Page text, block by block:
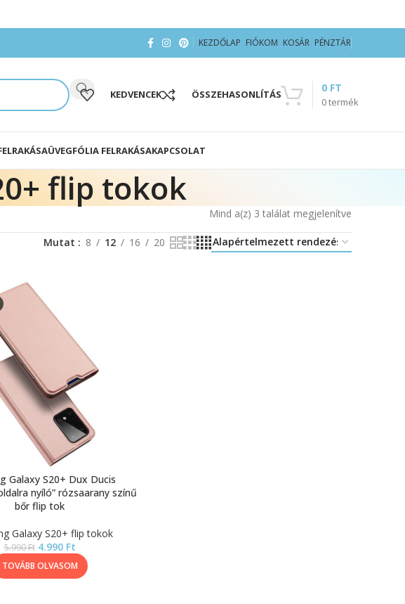
KEZDŐLAP FIÓKOM KOSÁR PÉNZTÁR
KEDVENCEK ÖSSZEHASONLÍTÁS
0termék
0 FT
ÜVEGFÓLIA FELRAKÁSAKAPCSOLAT
flip tokok
Mind a(z) 3 találat megjelenítve
Mutat 8 12 16 20
Galaxy S20+ Dux Ducis
nyíló” rózsaarany színű
bőr flip tok
Galaxy S20+ flip tokok
5.990Ft 4.990 Ft
TOVÁBB OLVASOM